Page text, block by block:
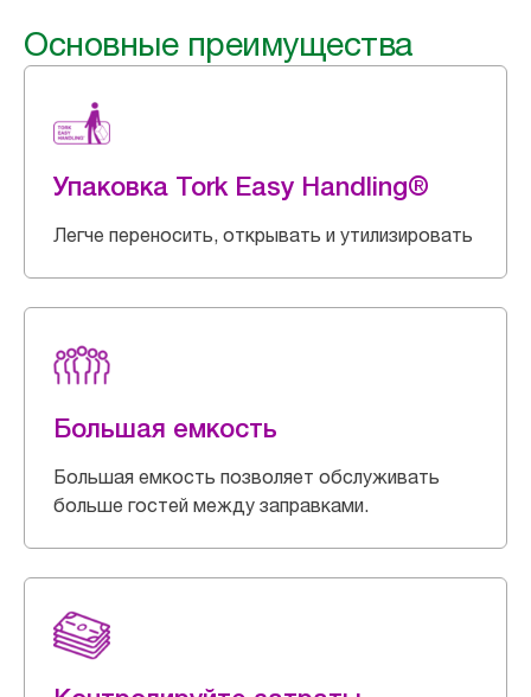
Основные преимущества
Упаковка Tork Easy Handling®
Легче переносить, открывать и утилизировать
Большая емкость
Большая емкость позволяет обслуживать
больше гостей между заправками.